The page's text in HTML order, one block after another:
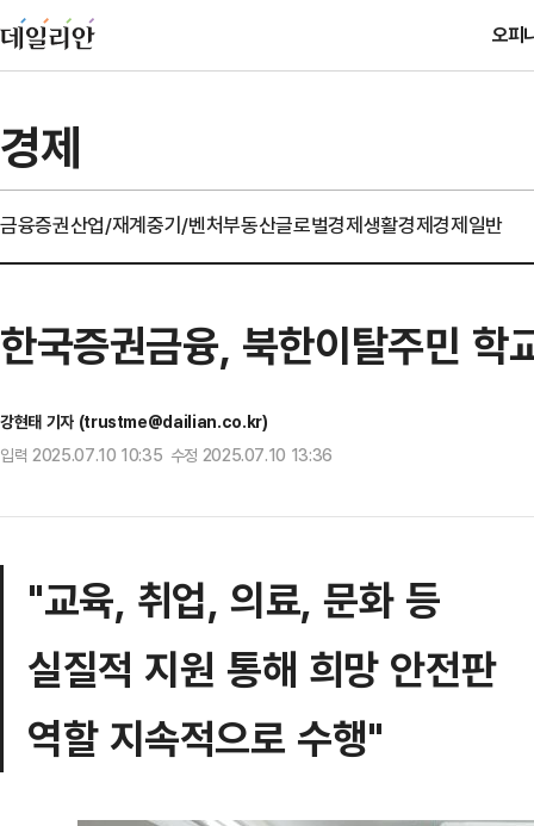
오피
경제
금융증권산업/재계중기/벤처부동산글로벌경제생활경제경제일반
한국증권금융, 북한이탈주민
강현태 기자 (trustme@dailian.co.kr)
입력 2025.07.10 10:35 수정 2025.07.10 13:36
"교육, 취업, 의료, 문화 등
실질적 지원 통해 희망 안전판
역할 지속적으로 수행"